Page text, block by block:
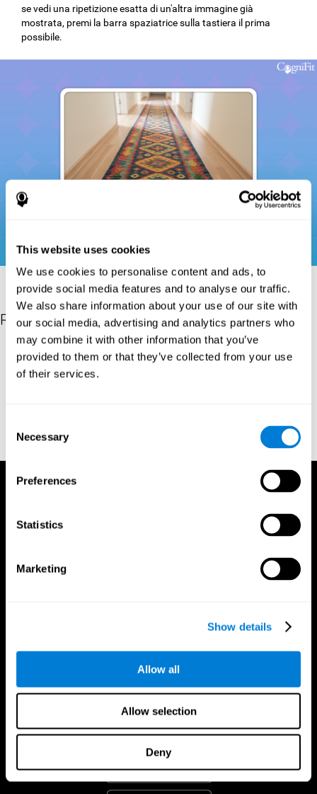
This website uses cookies
We use cookies to personalise content and ads, to
provide social media features and to analyse our traffic.
We also share information about your use of our site with
our social media, advertising and analytics partners who
may combine it with other information that you’ve
provided to them or that they’ve collected from your use
of their services.
Selection
Necessary
Preferences
Statistics
Marketing
Show details
Allow all
Allow selection
Deny
se vedi una ripetizione esatta di un'altra immagine già
mostrata, premi la barra spaziatrice sulla tastiera il prima
possibile.
Riferimenti
Donders, F. C. (1969). On the speed of mental processes. Acta
Psychologica, 30, 412–431. https://doi.org/10.1016/0001-
6918(69)90065-1
https://doi.org/10.1037/h0048606
App Di CogniFit